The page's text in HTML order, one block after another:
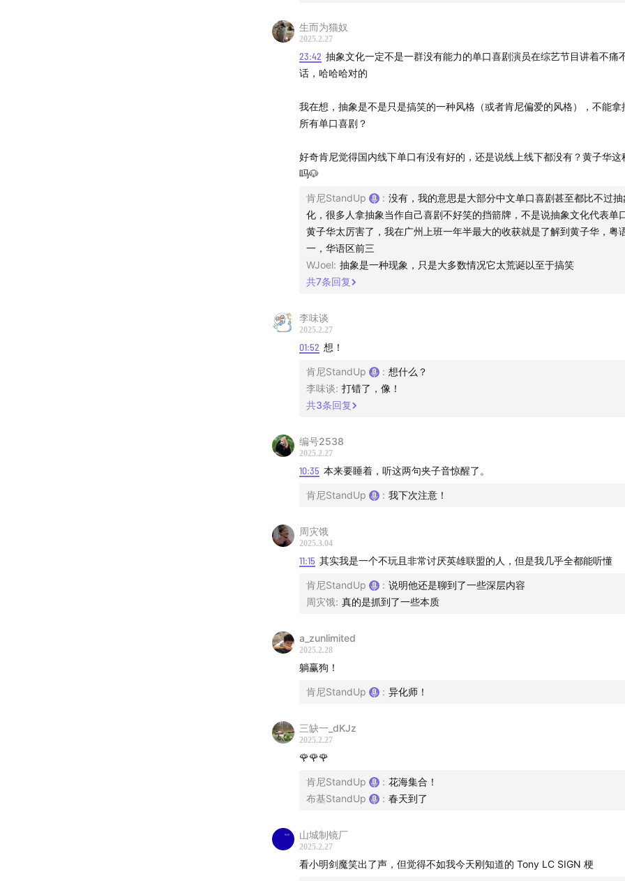
生而为猫奴
2025.2.27
23:42 抽象文化一定不是一群没有能力的单口喜剧演员在综艺节目讲着不痛
话，哈哈哈对的
我在想，抽象是不是只是搞笑的一种风格（或者肯尼偏爱的风格），不能拿
所有单口喜剧？
好奇肯尼觉得国内线下单口有没有好的，还是说线上线下都没有？黄子华这
吗🐶
肯尼StandUp : 没有，我的意思是大部分中文单口喜剧甚至都比不过抽
化，很多人拿抽象当作自己喜剧不好笑的挡箭牌，不是说抽象文化代表单
黄子华太厉害了，我在广州上班一年半最大的收获就是了解到黄子华，粤
一，华语区前三
WJoel: 抽象是一种现象，只是大多数情况它太荒诞以至于搞笑
共7条回复
李味谈
2025.2.27
01:52 想！
肯尼StandUp : 想什么？
李味谈: 打错了，像！
共3条回复
编号2538
2025.2.27
10:35 本来要睡着，听这两句夹子音惊醒了。
肯尼StandUp : 我下次注意！
周灾饿
2025.3.04
11:15 其实我是一个不玩且非常讨厌英雄联盟的人，但是我几乎全都能听懂
肯尼StandUp : 说明他还是聊到了一些深层内容
周灾饿: 真的是抓到了一些本质
a_zunlimited
2025.2.28
躺赢狗！
肯尼StandUp : 异化师！
三缺一_dKJz
2025.2.27
🌹🌹🌹
肯尼StandUp : 花海集合！
布基StandUp
: 春天到了
山城制镜厂
2025.2.27
看小明剑魔笑出了声，但觉得不如我今天刚知道的 Tony LC SIGN 梗